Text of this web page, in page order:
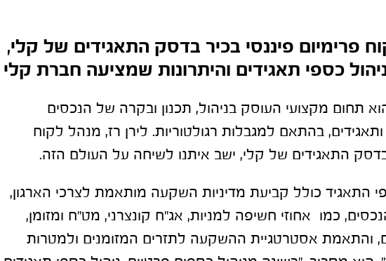
פרימיום פיננסי בכיר בדסק התאגידים של קלי,
כספי תאגידים והיתרונות שמציעה חברת קלי
תחום מקצועי העוסק בניהול, תכנון ובקרה של הנכסים
בהתאם למגבלות רגולטוריות. לירן רז, מנהל לקוח
בדסק התאגידים של קלי, ישב איתנו לשיחה על העולם הזה.
התאגיד כולל קביעת מדיניות השקעה מותאמת לצרכי הארגון,
כמו אחוזי חשיפה למניות, אג"ח קונצרני, מט"ח ומזומן,
והתאמת אסטרטגיית ההשקעה לתזרים המזומנים ולמטרות